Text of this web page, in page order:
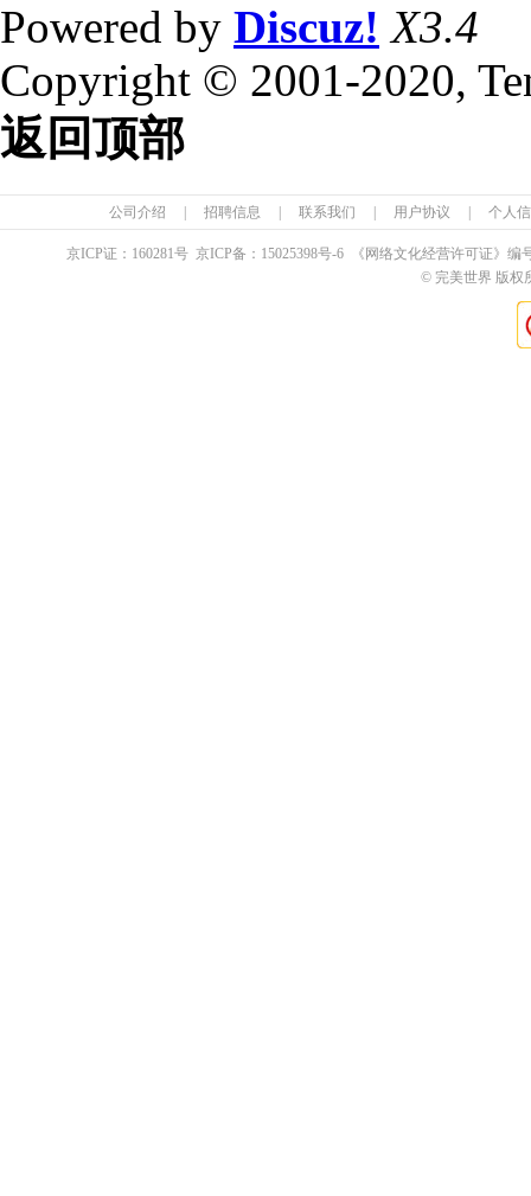
Powered by Discuz! X3.4
Copyright © 2001-2020,
返回顶部
公司介绍 招聘信息 联系我们 用户协议 个人
京ICP证： 160281号 京ICP备： 15025398号-6 《网络文化经营许可证》编
© 完美世界 版权